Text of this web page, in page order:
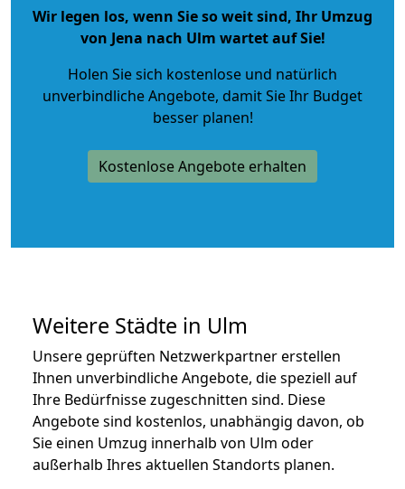
Wir legen los, wenn Sie so weit sind, Ihr Umzug
von Jena nach Ulm wartet auf Sie!
Holen Sie sich kostenlose und natürlich
unverbindliche Angebote, damit Sie Ihr Budget
besser planen!
Kostenlose Angebote erhalten
Weitere Städte in Ulm
Unsere geprüften Netzwerkpartner erstellen
Ihnen unverbindliche Angebote, die speziell auf
Ihre Bedürfnisse zugeschnitten sind. Diese
Angebote sind kostenlos, unabhängig davon, ob
Sie einen Umzug innerhalb von Ulm oder
außerhalb Ihres aktuellen Standorts planen.